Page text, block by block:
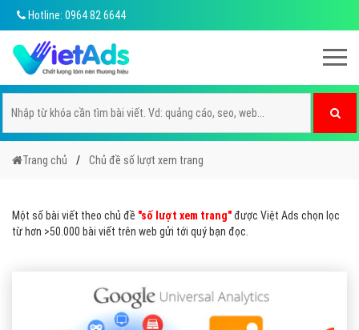
Hotline: 0964 82 6644
Trang chủ Chủ đề số lượt xem trang
Một số bài viết theo chủ đề "số lượt xem trang"được Việt Ads chọn lọc
từ hơn >50.000 bài viết trên web gửi tới quý bạn đọc.